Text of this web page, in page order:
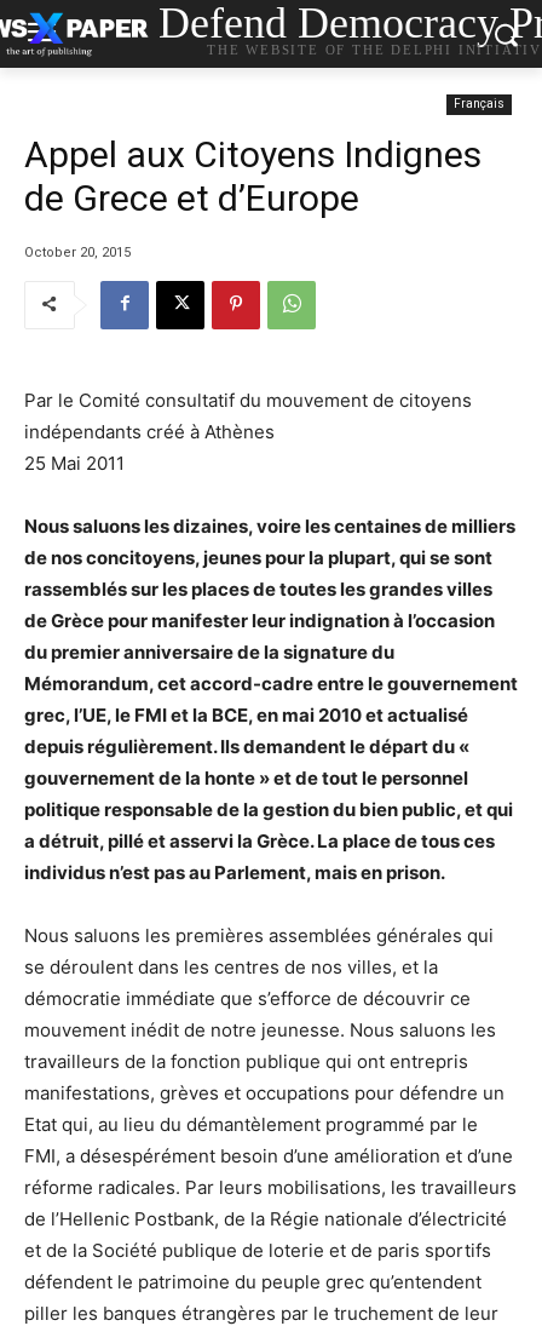
Defend Democracy
THE WEBSITE OF THE DELPHI
Français
Αppel aux Citoyens Indignes
de Grece et d’Europe
October 20, 2015
Par le Comité consultatif du mouvement de citoyens
indépendants créé à Athènes
25 Mai 2011
Nous saluons les dizaines, voire les centaines de milliers
de nos concitoyens, jeunes pour la plupart, qui se sont
rassemblés sur les places de toutes les grandes villes
de Grèce pour manifester leur indignation à l’occasion
du premier anniversaire de la signature du
Mémorandum, cet accord-cadre entre le gouvernement
grec, l’UE, le FMI et la BCE, en mai 2010 et actualisé
depuis régulièrement. Ils demandent le départ du «
gouvernement de la honte » et de tout le personnel
politique responsable de la gestion du bien public, et qui
a détruit, pillé et asservi la Grèce. La place de tous ces
individus n’est pas au Parlement, mais en prison.
Nous saluons les premières assemblées générales qui
se déroulent dans les centres de nos villes, et la
démocratie immédiate que s’efforce de découvrir ce
mouvement inédit de notre jeunesse. Nous saluons les
travailleurs de la fonction publique qui ont entrepris
manifestations, grèves et occupations pour défendre un
Etat qui, au lieu du démantèlement programmé par le
FMI, a désespérément besoin d’une amélioration et d’une
réforme radicales. Par leurs mobilisations, les travailleurs
de l’Hellenic Postbank, de la Régie nationale d’électricité
et de la Société publique de loterie et de paris sportifs
défendent le patrimoine du peuple grec qu’entendent
piller les banques étrangères par le truchement de leur